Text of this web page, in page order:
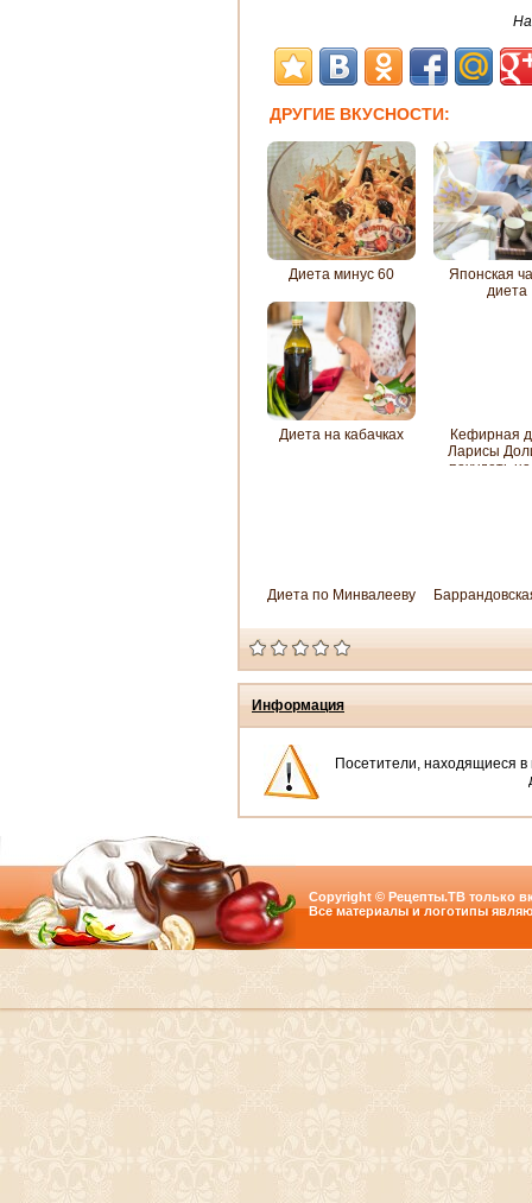
ДРУГИЕ ВКУСНОСТИ:
Диета минус 60
Японская
диета
Диета на кабачках
Кефирная
Ларисы
похудеть на
Диета по Минвалееву
Информация
Посетители, находящиеся в
Copyright © Рецепты.ТВ только
Все материалы и логотипы